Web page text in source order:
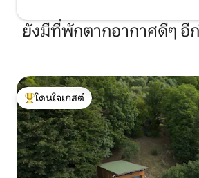
ยังมีที่พักตากอากาศดีๆ อีก
โดนใจเกสต์ที่สุด
โดนใจเกสต์